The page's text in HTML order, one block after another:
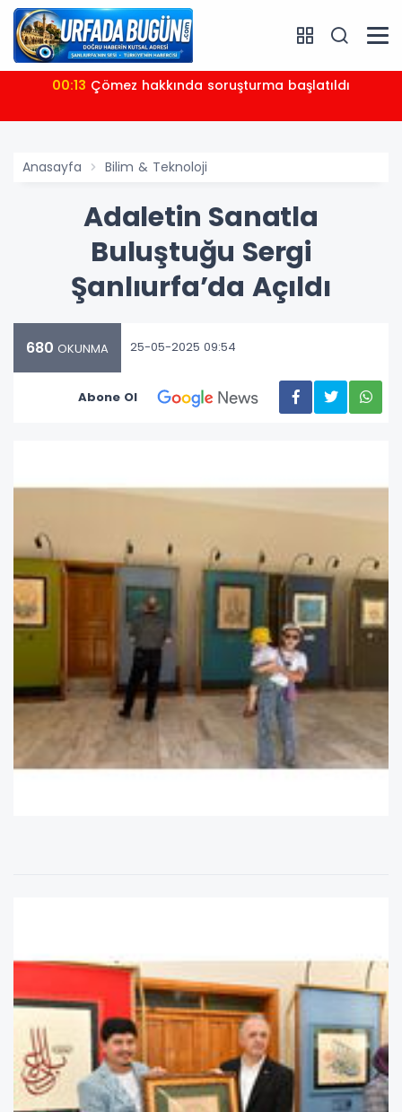
00:13 Çömez hakkında soruşturma başlatıldı
Anasayfa Bilim & Teknoloji
Adaletin Sanatla
Buluştuğu Sergi
Şanlıurfa’da Açıldı
680 OKUNMA 25-05-2025 09:54
Abone Ol